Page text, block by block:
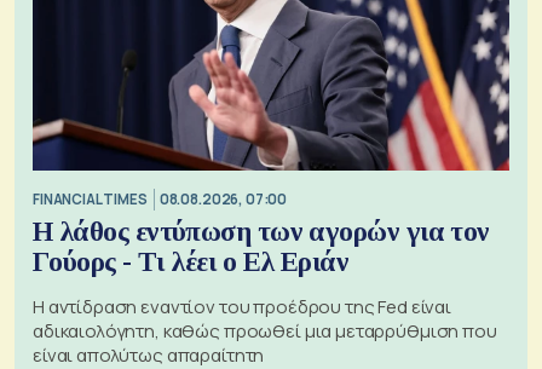
FINANCIAL TIMES 08.08.2026, 07:00
Η λάθος εντύπωση των αγορών για τον
Γούορς - Τι λέει ο Ελ Εριάν
Η αντίδραση εναντίον του προέδρου της Fed είναι
αδικαιολόγητη, καθώς προωθεί μια μεταρρύθμιση που
είναι απολύτως απαραίτητη